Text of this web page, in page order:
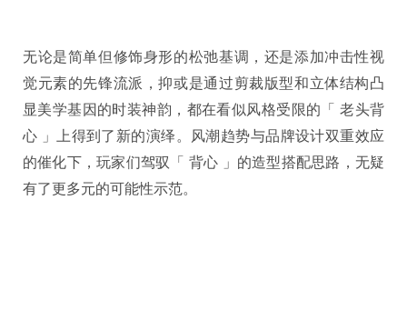
无论是简单但修饰身形的松弛基调，还是添加冲击性视
觉元素的先锋流派，抑或是通过剪裁版型和立体结构凸
显美学基因的时装神韵，都在看似风格受限的「 老头背
心 」上得到了新的演绎。风潮趋势与品牌设计双重效应
的催化下，玩家们驾驭「 背心 」的造型搭配思路，无疑
有了更多元的可能性示范。